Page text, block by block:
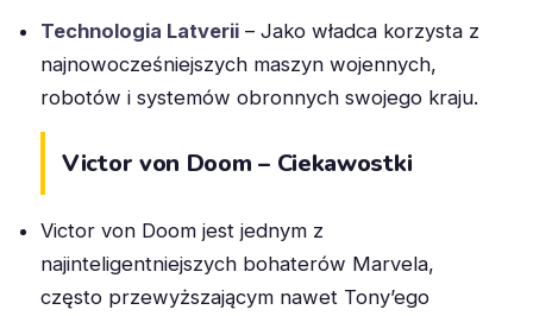
Technologia Latverii – Jako władca korzysta z
najnowocześniejszych maszyn wojennych,
robotów i systemów obronnych swojego kraju.
Victor von Doom – Ciekawostki
Victor von Doom jest jednym z
najinteligentniejszych bohaterów Marvela,
często przewyższającym nawet Tony’ego